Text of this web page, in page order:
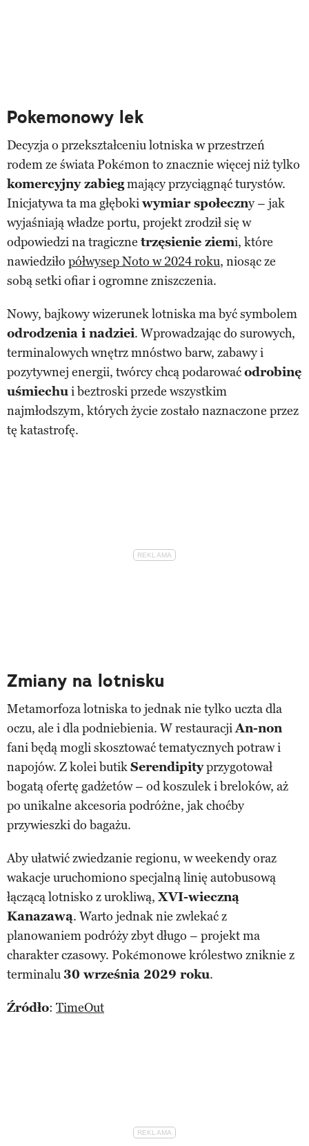
Pokemonowy lek
Decyzja o przekształceniu lotniska w przestrzeń
rodem ze świata Pokémon to znacznie więcej niż tylko
komercyjny zabiegmający przyciągnąć turystów.
Inicjatywa ta ma głębokiwymiar społeczny – jak
wyjaśniają władze portu, projekt zrodził się w
odpowiedzi na tragiczne trzęsienie ziemi, które
nawiedziło półwysep Noto w 2024 roku, niosąc ze
sobą setki ofiar i ogromne zniszczenia.
Nowy, bajkowy wizerunek lotniska ma być symbolem
odrodzenia i nadziei. Wprowadzając do surowych,
terminalowych wnętrz mnóstwo barw, zabawy i
pozytywnej energii, twórcy chcą podarowaćodrobinę
uśmiechui beztroski przede wszystkim
najmłodszym, których życie zostało naznaczone przez
tę katastrofę.
Zmiany na lotnisku
Metamorfoza lotniska to jednak nie tylko uczta dla
oczu, ale i dla podniebienia. W restauracjiAn-non
fani będą mogli skosztować tematycznych potraw i
napojów. Z kolei butikSerendipityprzygotował
bogatą ofertę gadżetów – od koszulek i breloków, aż
po unikalne akcesoria podróżne, jak choćby
przywieszki do bagażu.
Aby ułatwić zwiedzanie regionu, w weekendy oraz
wakacje uruchomiono specjalną linię autobusową
łączącą lotnisko z urokliwą, XVI-wieczną
Kanazawą. Warto jednak nie zwlekać z
planowaniem podróży zbyt długo – projekt ma
charakter czasowy. Pokémonowe królestwo zniknie z
terminalu30 września 2029 roku.
Źródło: TimeOut